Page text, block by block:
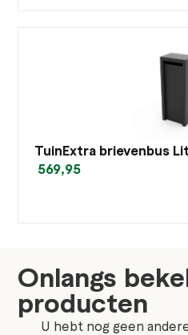
TuinExtra brievenbus
569,95
Onlangs
producten
U hebt nog geen